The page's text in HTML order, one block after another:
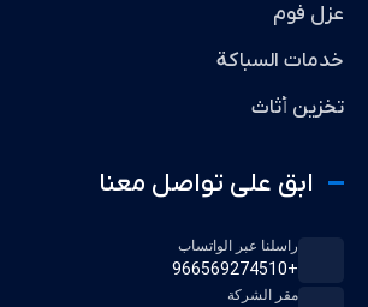
عزل فوم
خدمات السباكة
تخزين أثاث
ابق على تواصل معنا
راسلنا عبر الواتساب
+966569274510
مقر الشركة